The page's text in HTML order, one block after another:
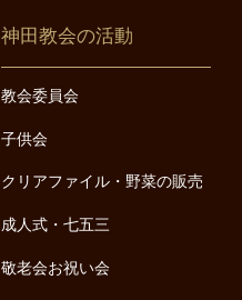
神田教会の活動
教会委員会
子供会
クリアファイル・野菜の販売
成人式・七五三
敬老会お祝い会